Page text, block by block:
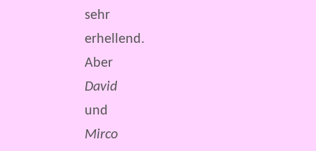
sehr
erhellend.
Aber
David
und
Mirco